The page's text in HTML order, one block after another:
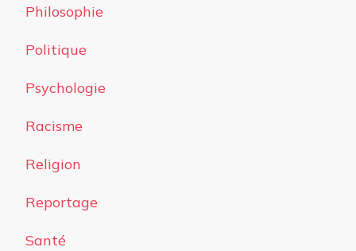
Philosophie
Politique
Psychologie
Racisme
Religion
Reportage
Santé